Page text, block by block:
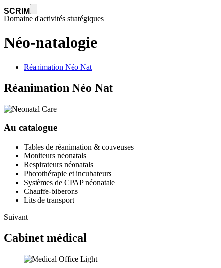
Néo-natalogie | Vicenne
SCRIM
Domaine d'activités stratégiques
Néo-natalogie
Réanimation Néo Nat
Réanimation Néo Nat
Au catalogue
Tables de réanimation & couveuses
Moniteurs néonatals
Respirateurs néonatals
Photothérapie et incubateurs
Systèmes de CPAP néonatale
Chauffe-biberons
Lits de transport
Suivant
Cabinet médical